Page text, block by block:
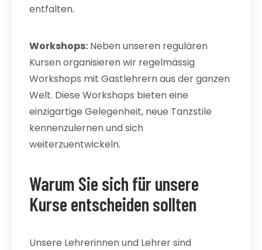
entfalten.
Workshops: Neben unseren regulären
Kursen organisieren wir regelmässig
Workshops mit Gastlehrern aus der ganzen
Welt. Diese Workshops bieten eine
einzigartige Gelegenheit, neue Tanzstile
kennenzulernen und sich
weiterzuentwickeln.
Warum Sie sich für unsere
Kurse entscheiden sollten
Unsere Lehrerinnen und Lehrer sind